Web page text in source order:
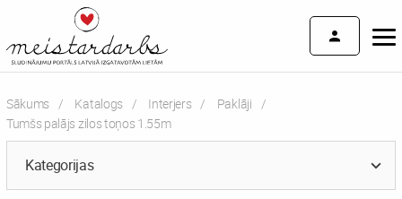
Sākums Katalogs Interjers
Paklāji
Current:
Tumšs palājs zilos toņos 1.55m
Kategorijas